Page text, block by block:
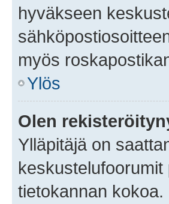
hyväkseen
myös
Ylös
Olen
Ylläpitäjä on
tietokannan